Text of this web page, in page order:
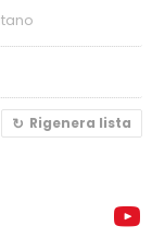
Rigenera lista